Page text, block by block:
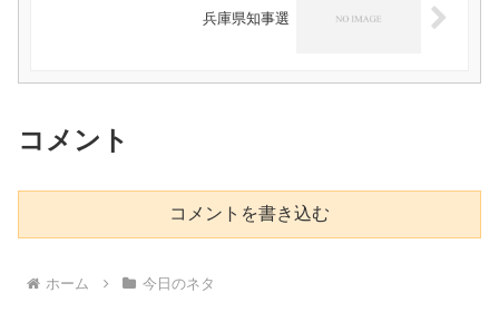
兵庫県知事選
コメント
コメントを書き込む
ホーム 今日のネタ